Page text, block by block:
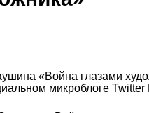
«Война глазами
микроблоге